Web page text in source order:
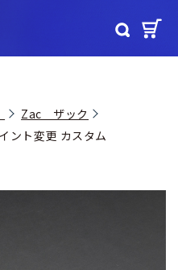
Zac ザック
ント変更 カスタム